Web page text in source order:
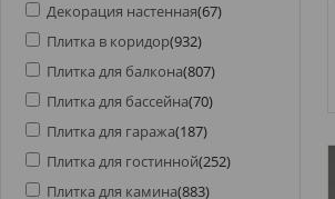
Под дерево (110)
Под камень(533)
Под кирпич(10)
Под ламинат(17)
Под металл ( 25)
Под мозаику(3)
Декорация настенная(67)
Плитка в коридор(932)
Плитка для балкона(807)
Плитка для бассейна(70)
Плитка для гаража(187)
Плитка для гостинной(252)
Плитка для камина(883)